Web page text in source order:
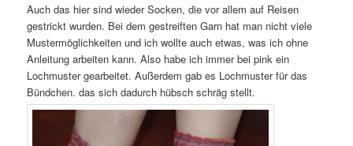
Auch das hier sind wieder Socken, die vor allem auf Reisen
gestrickt wurden. Bei dem gestreiften Garn hat man nicht viele
Mustermöglichkeiten und ich wollte auch etwas, was ich ohne
Anleitung arbeiten kann. Also habe ich immer bei pink ein
Lochmuster gearbeitet. Außerdem gab es Lochmuster für das
Bündchen. das sich dadurch hübsch schräg stellt.